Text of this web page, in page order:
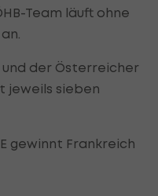
Team läuft ohne
und der Österreicher
jeweils sieben
gewinnt Frankreich